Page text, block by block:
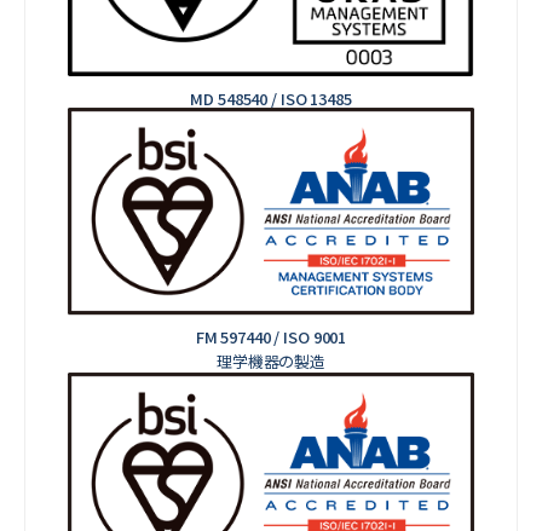
MD 548540 / ISO 13485
FM 597440 / ISO 9001
理学機器の製造